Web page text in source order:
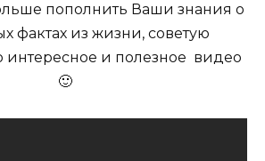
пополнить Ваши знания о
фактах из жизни, советую
интересное и полезное видео
🙂